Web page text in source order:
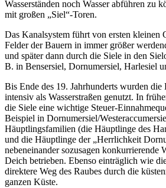
Wasserständen noch Wasser abführen zu
mit großen „Siel“-Toren.
Das Kanalsystem führt von ersten kleinen
Felder der Bauern in immer größer
und später dann durch die Siele in den
B. in Bensersiel, Dornumersiel, Harlesiel
Bis Ende des 19. Jahrhunderts wurden die
intensiv als Wasserstraßen genutzt. In
die Siele eine wichtige Steuer-
Beispiel in Dornumersiel/
Häuptlingsfamilien (die Häuptlinge des
und die Häuptlinge der „Herrlichkeit
nebeneinander sozusagen konkurrierende
Deich betrieben. Ebenso einträglich wie
direktere Weg des Raubes durch die
ganzen Küste.